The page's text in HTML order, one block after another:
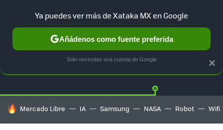
TESLA UBER AUTO ELECTRICO Twitter
HOY SE HABLA DE
Mercado Libre IA Samsung NASA Robot Wifi
×
Ya puedes ver más de Xataka MX en Google
Añádenos como fuente preferida
Solo necesitas una cuenta de Google